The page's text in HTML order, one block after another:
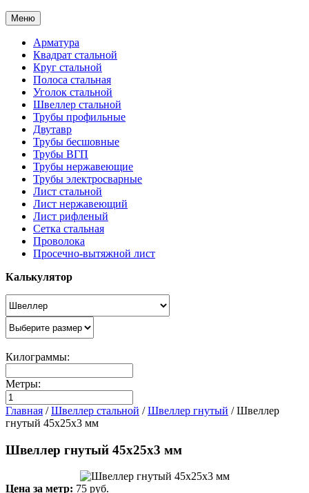
Меню
Арматура
Квадрат стальной
Круг стальной
Полоса стальная
Уголок стальной
Швеллер стальной
Трубы профильные
Двутавр
Трубы бесшовные
Трубы ВГП
Трубы нержавеющие
Трубы электросварные
Лист стальной
Лист нержавеющий
Лист рифленый
Сетка стальная
Проволока
Просечно-вытяжной лист
Калькулятор
Килограммы:
Метры:
Главная /Швеллер стальной /Швеллер гнутый /Швеллер
гнутый 45х25х3 мм
Швеллер гнутый 45х25х3 мм
Цена за метр: 75 руб.